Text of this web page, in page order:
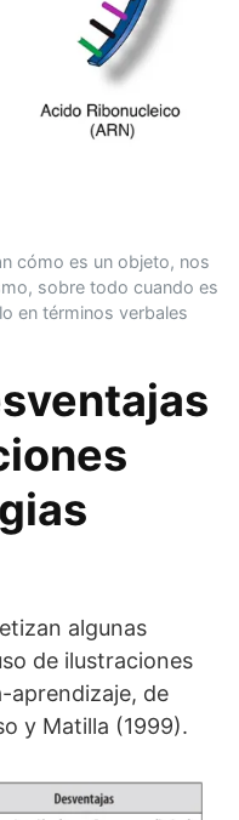
cómo es un objeto, nos
sobre todo cuando es
en términos verbales
algunas
de ilustraciones
aprendizaje, de
y Matilla (1999).